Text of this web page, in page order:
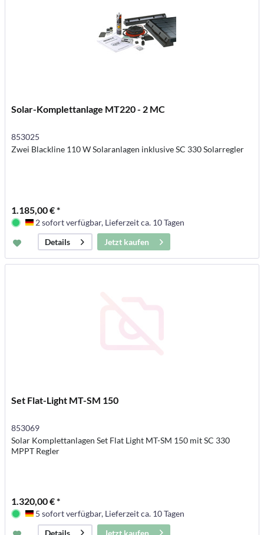
Solar-Komplettanlage MT220 - 2 MC
853025
Zwei Blackline 110 W Solaranlagen inklusive SC 330 Solarregler
1.185,00 € *
Deutschland
2 sofort verfügbar, Lieferzeit ca. 10 Tagen
Details
Jetzt kaufen
Set Flat-Light MT-SM 150
853069
Solar Komplettanlagen Set Flat Light MT-SM 150 mit SC 330
MPPT Regler
1.320,00 € *
Deutschland
5 sofort verfügbar, Lieferzeit ca. 10 Tagen
Details
Jetzt kaufen